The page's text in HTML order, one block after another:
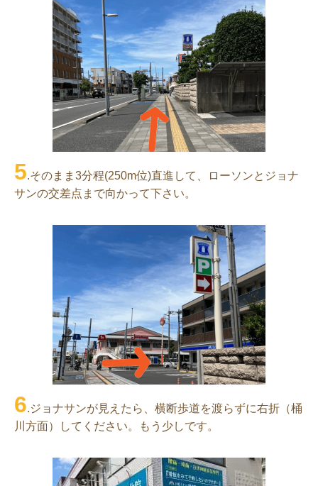
5.そのまま3分程(250m位)直進して、ローソンとジョナ
サンの交差点まで向かって下さい。
6.ジョナサンが見えたら、横断歩道を渡らずに右折（桶
川方面）してください。もう少しです。